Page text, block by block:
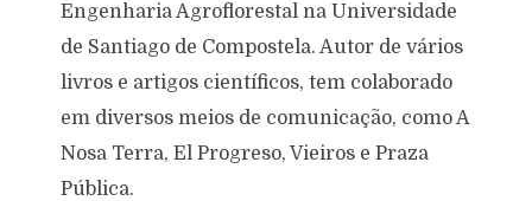
Engenharia Agroflorestal na Universidade
de Santiago de Compostela. Autor de vários
livros e artigos científicos, tem colaborado
em diversos meios de comunicação, como A
Nosa Terra, El Progreso, Vieiros e Praza
Pública.